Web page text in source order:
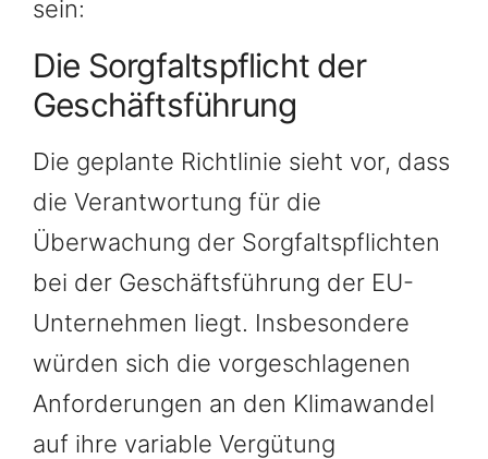
sein:
Die Sorgfaltspflicht der
Geschäftsführung
Die geplante Richtlinie sieht vor, dass
die Verantwortung für die
Überwachung der Sorgfaltspflichten
bei der Geschäftsführung der EU-
Unternehmen liegt. Insbesondere
würden sich die vorgeschlagenen
Anforderungen an den Klimawandel
auf ihre variable Vergütung